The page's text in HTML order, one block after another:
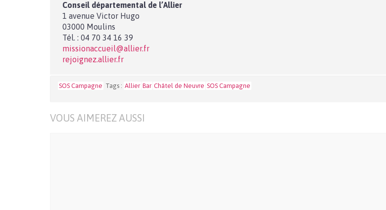
Conseil départemental de l’Allier
1 avenue Victor Hugo
03000 Moulins
Tél. : 04 70 34 16 39
missionaccueil@allier.fr
rejoignez.allier.fr
SOS Campagne Tags : Allier Bar Châtel de Neuvre SOS Campagne
VOUS AIMEREZ AUSSI